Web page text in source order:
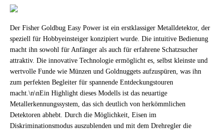
Der Fisher Goldbug Easy Power ist ein erstklassiger Metalldetektor, der
speziell für Hobbyeinsteiger konzipiert wurde. Die intuitive Bedienung
macht ihn sowohl für Anfänger als auch für erfahrene Schatzsucher
attraktiv. Die innovative Technologie ermöglicht es, selbst kleinste und
wertvolle Funde wie Münzen und Goldnuggets aufzuspüren, was ihn
zum perfekten Begleiter für spannende Entdeckungstouren
macht.\n\nEin Highlight dieses Modells ist das neuartige
Metallerkennungssystem, das sich deutlich von herkömmlichen
Detektoren abhebt. Durch die Möglichkeit, Eisen im
Diskriminationsmodus auszublenden und mit dem Drehregler die